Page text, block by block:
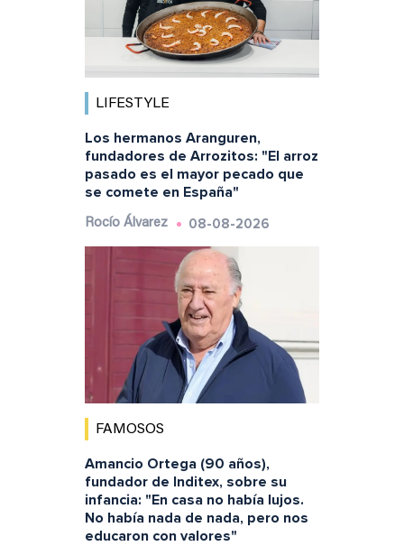
LIFESTYLE
Los hermanos Aranguren,
fundadores de Arrozitos: "El arroz
pasado es el mayor pecado que
se comete en España"
Rocío Álvarez 08-08-2026
FAMOSOS
Amancio Ortega (90 años),
fundador de Inditex, sobre su
infancia: "En casa no había lujos.
No había nada de nada, pero nos
educaron con valores"